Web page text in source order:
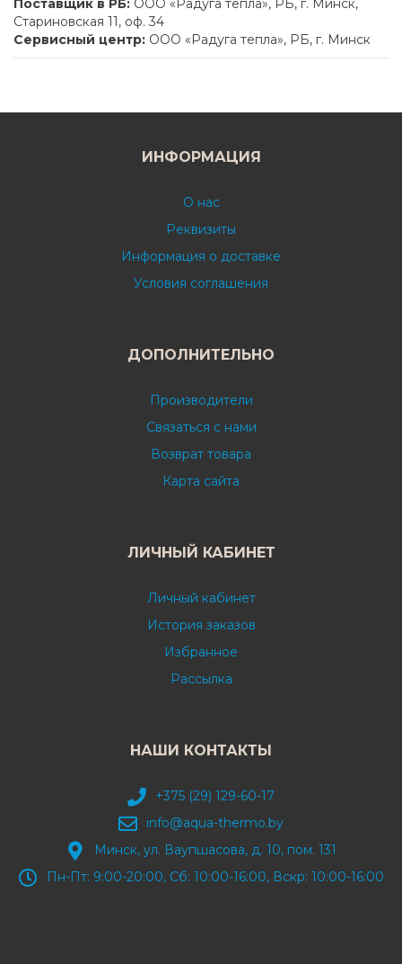
Поставщик в РБ: ООО «Радуга тепла», РБ, г. Минск,
Стариновская 11, оф. 34
Сервисный центр: ООО «Радуга тепла», РБ, г. Минск
ИНФОРМАЦИЯ
О нас
Реквизиты
Информация о доставке
Условия соглашения
ДОПОЛНИТЕЛЬНО
Производители
Связаться с нами
Возврат товара
Карта сайта
ЛИЧНЫЙ КАБИНЕТ
Личный кабинет
История заказов
Избранное
Рассылка
НАШИ КОНТАКТЫ
+375 (29) 129-60-17
info@aqua-thermo.by
Минск, ул. Ваупшасова, д. 10, пом. 131
Пн-Пт: 9:00-20:00, Сб: 10:00-16:00, Вскр: 10:00-16:00